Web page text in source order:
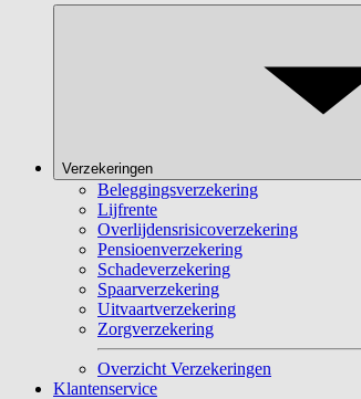
Verzekeringen
Beleggingsverzekering
Lijfrente
Overlijdensrisicoverzekering
Pensioenverzekering
Schadeverzekering
Spaarverzekering
Uitvaartverzekering
Zorgverzekering
Overzicht Verzekeringen
Klantenservice